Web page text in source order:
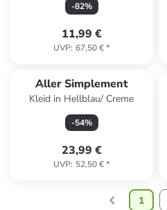
-82%
11,99 €
UVP: 67,50 €*
Aller Simplement
Kleid in Hellblau/ Creme
-54%
23,99 €
UVP: 52,50 €*
1